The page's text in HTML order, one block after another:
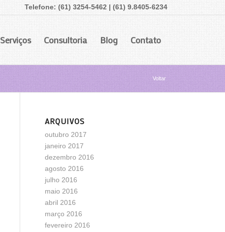
Telefone: (61) 3254-5462 | (61) 9.8405-6234
Serviços Consultoria Blog Contato
Voltar
ARQUIVOS
outubro 2017
janeiro 2017
dezembro 2016
agosto 2016
julho 2016
maio 2016
abril 2016
março 2016
fevereiro 2016